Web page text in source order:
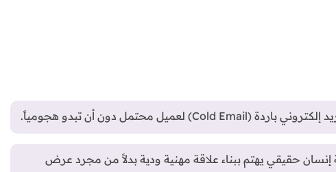
حقيقي يهتم ببناء علاقة مهنية ودية بدلاً من مجرد عرض